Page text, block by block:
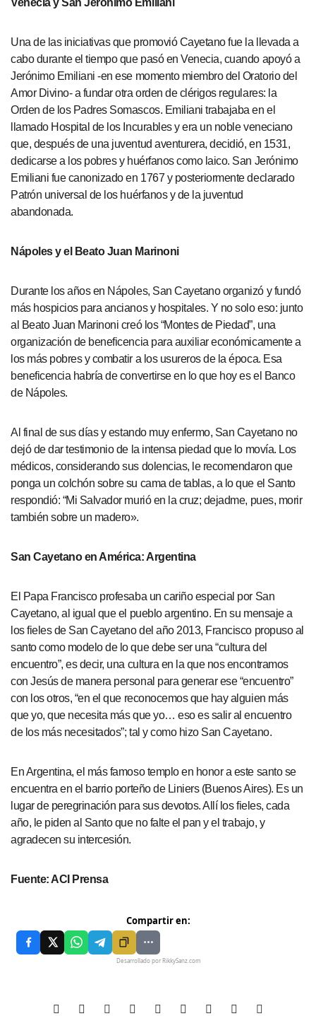
Una de las iniciativas que promovió Cayetano fue la llevada a
cabo durante el tiempo que pasó en Venecia, cuando apoyó a
Jerónimo Emiliani -en ese momento miembro del Oratorio del
Amor Divino- a fundar otra orden de clérigos regulares: la
Orden de los Padres Somascos. Emiliani trabajaba en el
llamado Hospital de los Incurables y era un noble veneciano
que, después de una juventud aventurera, decidió, en 1531,
dedicarse a los pobres y huérfanos como laico. San Jerónimo
Emiliani fue canonizado en 1767 y posteriormente declarado
Patrón universal de los huérfanos y de la juventud
abandonada.
Nápoles y el Beato Juan Marinoni
Durante los años en Nápoles, San Cayetano organizó y fundó
más hospicios para ancianos y hospitales. Y no solo eso: junto
al Beato Juan Marinoni creó los “Montes de Piedad”, una
organización de beneficencia para auxiliar económicamente a
los más pobres y combatir a los usureros de la época. Esa
beneficencia habría de convertirse en lo que hoy es el Banco
de Nápoles.
Al final de sus días y estando muy enfermo, San Cayetano no
dejó de dar testimonio de la intensa piedad que lo movía. Los
médicos, considerando sus dolencias, le recomendaron que
ponga un colchón sobre su cama de tablas, a lo que el Santo
respondió: “Mi Salvador murió en la cruz; dejadme, pues, morir
también sobre un madero».
San Cayetano en América: Argentina
El Papa Francisco profesaba un cariño especial por San
Cayetano, al igual que el pueblo argentino. En su mensaje a
los fieles de San Cayetano del año 2013, Francisco propuso al
santo como modelo de lo que debe ser una “cultura del
encuentro”, es decir, una cultura en la que nos encontramos
con Jesús de manera personal para generar ese “encuentro”
con los otros, “en el que reconocemos que hay alguien más
que yo, que necesita más que yo… eso es salir al encuentro
de los más necesitados”; tal y como hizo San Cayetano.
En Argentina, el más famoso templo en honor a este santo se
encuentra en el barrio porteño de Liniers (Buenos Aires). Es un
lugar de peregrinación para sus devotos. Allí los fieles, cada
año, le piden al Santo que no falte el pan y el trabajo, y
agradecen su intercesión.
Fuente: ACI Prensa
Compartir en:
Desarrollado por RikkySanz.com